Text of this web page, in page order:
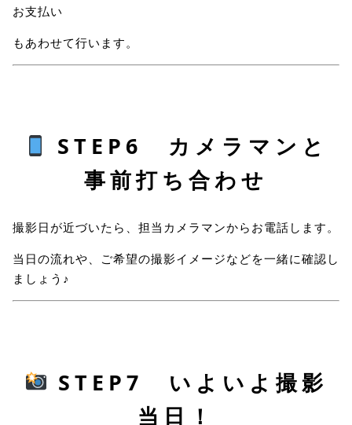
お支払い
もあわせて行います。
STEP6 カメラマンと
事前打ち合わせ
撮影日が近づいたら、担当カメラマンからお電話します。
当日の流れや、ご希望の撮影イメージなどを一緒に確認し
ましょう♪
STEP7 いよいよ撮影
当日！